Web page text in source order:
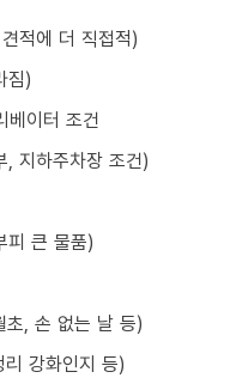
적에 더 직접적)
짐)
베이터 조건
지하주차장 조건)
피 큰 물품)
초, 손 없는 날 등)
강화인지 등)